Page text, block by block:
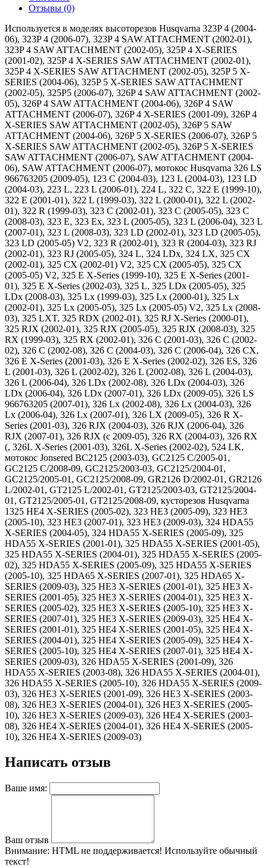
Отзывы (0)
Используется в моделях высоторезов Husqvarna 323P 4 (2004-
06), 323P 4 (2006-07), 323P 4 SAW ATTACHMENT (2002-01),
323P 4 SAW ATTACHMENT (2002-05), 325P 4 X-SERIES
(2001-02), 325P 4 X-SERIES SAW ATTACHMENT (2002-01),
325P 4 X-SERIES SAW ATTACHMENT (2002-05), 325P 5 X-
SERIES (2004-06), 325P 5 X-SERIES SAW ATTACHMENT
(2002-05), 325P5 (2006-07), 326P 4 SAW ATTACHMENT (2002-
05), 326P 4 SAW ATTACHMENT (2004-06), 326P 4 SAW
ATTACHMENT (2006-07), 326P 4 X-SERIES (2001-09), 326P 4
X-SERIES SAW ATTACHMENT (2002-05), 326P 5 SAW
ATTACHMENT (2004-06), 326P 5 X-SERIES (2006-07), 326P 5
X-SERIES SAW ATTACHMENT (2002-05), 326P 5 X-SERIES
SAW ATTACHMENT (2006-07), SAW ATTACHMENT (2004-
06), SAW ATTACHMENT (2006-07), мотокос Husqvarna 326 LS
966763205 (2009-05), 123 C (2004-03), 123 L (2004-03), 123 LD
(2004-03), 223 L, 223 L (2006-01), 224 L, 322 C, 322 E (1999-10),
322 E (2001-01), 322 L (1999-03), 322 L (2000-01), 322 L (2002-
01), 322 R (1999-03), 323 C (2002-01), 323 C (2005-05), 323 C
(2008-03), 323 E, 323 Ex, 323 L (2005-05), 323 L (2006-04), 323 L
(2007-01), 323 L (2008-03), 323 LD (2002-01), 323 LD (2005-05),
323 LD (2005-05) V2, 323 R (2002-01), 323 R (2004-03), 323 RJ
(2002-01), 323 RJ (2005-05), 324 L, 324 LDx, 324 LX, 325 CX
(2002-01), 325 CX (2002-01) V2, 325 CX (2005-05), 325 CX
(2005-05) V2, 325 E X-Series (1999-10), 325 E X-Series (2001-
01), 325 E X-Series (2002-03), 325 L, 325 LDx (2005-05), 325
LDx (2008-03), 325 Lx (1999-03), 325 Lx (2000-01), 325 Lx
(2002-01), 325 Lx (2005-05), 325 Lx (2005-05) V2, 325 Lx (2008-
03), 325 LXT, 325 RDX (2002-01), 325 RJ X-Series (2000-01),
325 RJX (2002-01), 325 RJX (2005-05), 325 RJX (2008-03), 325
RX (1999-03), 325 RX (2002-01), 326 C (2001-03), 326 C (2002-
02), 326 C (2002-08), 326 C (2004-03), 326 C (2006-04), 326 CX,
326 E X-Series (2001-03), 326 E X-Series (2002-02), 326 ES, 326
L (2001-03), 326 L (2002-02), 326 L (2002-08), 326 L (2004-03),
326 L (2006-04), 326 LDx (2002-08), 326 LDx (2004-03), 326
LDx (2006-04), 326 LDx (2007-01), 326 LDx (2009-05), 326 LS
966763205 (2007-01), 326 Lx (2002-08), 326 Lx (2004-03), 326
Lx (2006-04), 326 Lx (2007-01), 326 LX (2009-05), 326 R X-
Series (2001-03), 326 RJX (2004-03), 326 RJX (2006-04), 326
RJX (2007-01), 326 RJX (c 2009-05), 326 RX (2004-03), 326 RX
(, 326L X-Series (2001-03), 326L X-Series (2002-02), 524 LK,
мотокос Jonsered BC2125 (2003-03), GC2125 C/2005-01,
GC2125 C/2008-09, GC2125/2003-03, GC2125/2004-01,
GC2125/2005-01, GC2125/2008-09, GR2126 D/2002-01, GR2126
L/2002-01, GT2125 L/2002-01, GT2125/2003-03, GT2125/2004-
01, GT2125/2005-01, GT2125/2008-09, кусторезов Husqvarna
1325 HE4 X-SERIES (2005-02), 323 HE3 (2005-09), 323 HE3
(2005-10), 323 HE3 (2007-01), 323 HE3 (2009-03), 324 HDA55
X-SERIES (2004-05), 324 HDA55 X-SERIES (2005-09), 325
HDA55 X-SERIES (2001-01), 325 HDA55 X-SERIES (2001-05),
325 HDA55 X-SERIES (2004-01), 325 HDA55 X-SERIES (2005-
02), 325 HDA55 X-SERIES (2005-09), 325 HDA55 X-SERIES
(2005-10), 325 HDA65 X-SERIES (2007-01), 325 HDA65 X-
SERIES (2009-03), 325 HE3 X-SERIES (2001-01), 325 HE3 X-
SERIES (2001-05), 325 HE3 X-SERIES (2004-01), 325 HE3 X-
SERIES (2005-02), 325 HE3 X-SERIES (2005-10), 325 HE3 X-
SERIES (2007-01), 325 HE3 X-SERIES (2009-03), 325 HE4 X-
SERIES (2001-01), 325 HE4 X-SERIES (2001-05), 325 HE4 X-
SERIES (2004-01), 325 HE4 X-SERIES (2005-09), 325 HE4 X-
SERIES (2005-10), 325 HE4 X-SERIES (2007-01), 325 HE4 X-
SERIES (2009-03), 326 HDA55 X-SERIES (2001-09), 326
HDA55 X-SERIES (2003-08), 326 HDA55 X-SERIES (2004-01),
326 HDA55 X-SERIES (2005-10), 326 HDA55 X-SERIES (2009-
03), 326 HE3 X-SERIES (2001-09), 326 HE3 X-SERIES (2003-
08), 326 HE3 X-SERIES (2004-01), 326 HE3 X-SERIES (2005-
10), 326 HE3 X-SERIES (2009-03), 326 HE4 X-SERIES (2003-
08), 326 HE4 X-SERIES (2004-01), 326 HE4 X-SERIES (2005-
10), 326 HE4 X-SERIES (2009-03)
Написать отзыв
Ваше имя:
Ваш отзыв
Внимание: HTML не поддерживается! Используйте обычный
текст!